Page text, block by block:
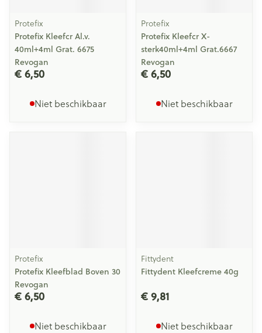
Protefix
Protefix Kleefcr Al.v.
40ml+4ml Grat. 6675
Revogan
€ 6,50
Niet beschikbaar
Protefix
Protefix Kleefcr X-
sterk40ml+4ml Grat.6667
Revogan
€ 6,50
Niet beschikbaar
Protefix
Protefix Kleefblad Boven 30
Revogan
€ 6,50
Niet beschikbaar
Fittydent
Fittydent Kleefcreme 40g
€ 9,81
Niet beschikbaar